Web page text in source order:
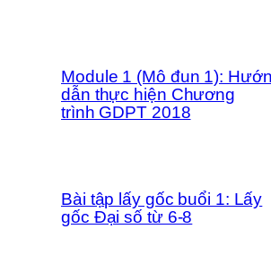
Module 1 (Mô đun 1):
dẫn thực hiện Chương
trình GDPT 2018
Bài tập lấy gốc buổi 1: Lấy
gốc Đại số từ 6-8